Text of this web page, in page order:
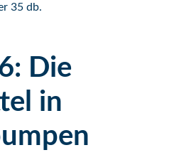
35 db.
Die
in